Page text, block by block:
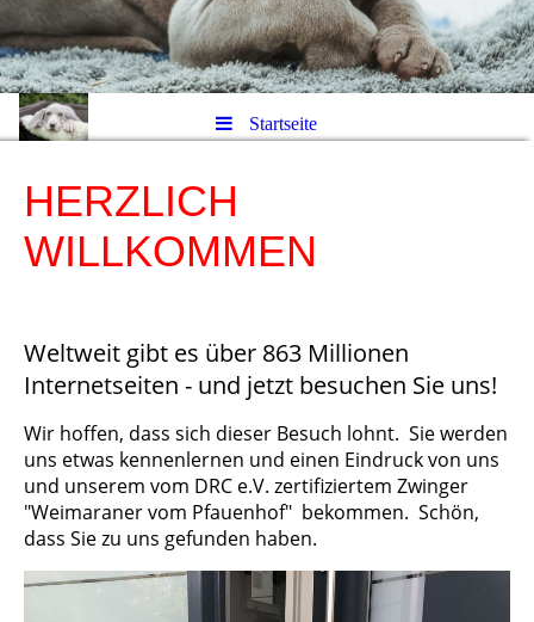
Startseite
HERZLICH
WILLKOMMEN
Weltweit gibt es über 863 Millionen
Internetseiten - und jetzt besuchen Sie uns!
Wir hoffen, dass sich dieser Besuch lohnt. Sie werden
uns etwas kennenlernen und einen Eindruck von uns
und unserem vom DRC e.V. zertifiziertem Zwinger
"Weimaraner vom Pfauenhof" bekommen. Schön,
dass Sie zu uns gefunden haben.